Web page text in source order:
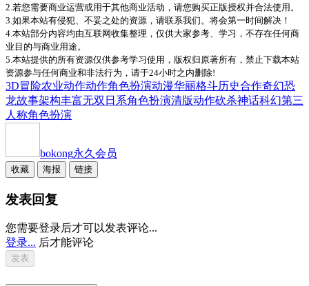
2.若您需要商业运营或用于其他商业活动，请您购买正版授权并合法使用。
3.如果本站有侵犯、不妥之处的资源，请联系我们。将会第一时间解决！
4.本站部分内容均由互联网收集整理，仅供大家参考、学习，不存在任何商
业目的与商业用途。
5.本站提供的所有资源仅供参考学习使用，版权归原著所有，禁止下载本站
资源参与任何商业和非法行为，请于24小时之内删除!
3D冒险农业动作动作角色扮演动漫华丽格斗历史合作奇幻恐
龙故事架构丰富无双 日系角色扮演清版动作砍杀神话科幻第三
人称角色扮演
bokong永久会员
收藏 海报 链接
发表回复
您需要登录后才可以发表评论...
登录... 后才能评论